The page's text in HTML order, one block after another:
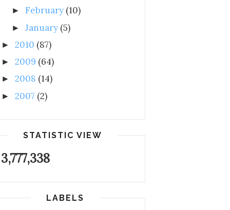
► February (10)
►January (5)
► 2010 (87)
► 2009 (64)
► 2008 (14)
► 2007 (2)
STATISTIC VIEW
3,777,338
LABELS